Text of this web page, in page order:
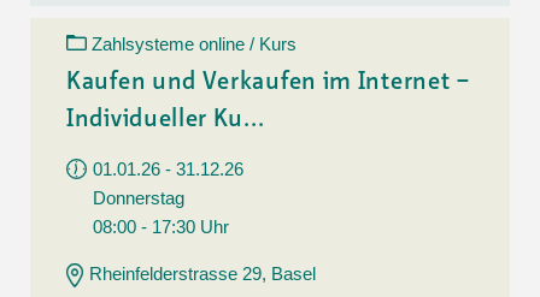
Zahlsysteme online / Kurs
Kaufen und Verkaufen im Internet –
Individueller Ku...
01.01.26 - 31.12.26
Donnerstag
08:00 - 17:30 Uhr
Rheinfelderstrasse 29, Basel